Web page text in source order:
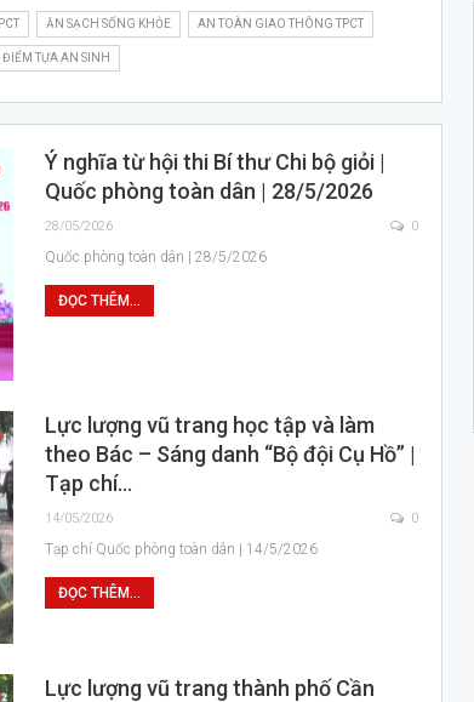
ĂN SẠCH SỐNG KHỎE AN TOÀN GIAO THÔNG TPCT
ĐIỂM TỰA AN SINH
Ý nghĩa từ hội thi Bí thư Chi bộ giỏi |
Quốc phòng toàn dân | 28/5/2026
28/05/2026 0
Quốc phòng toàn dân | 28/5/2026
ĐỌC THÊM...
Lực lượng vũ trang học tập và làm
theo Bác – Sáng danh “Bộ đội Cụ Hồ” |
Tạp chí…
14/05/2026 0
Tạp chí Quốc phòng toàn dân | 14/5/2026
ĐỌC THÊM...
Lực lượng vũ trang thành phố Cần